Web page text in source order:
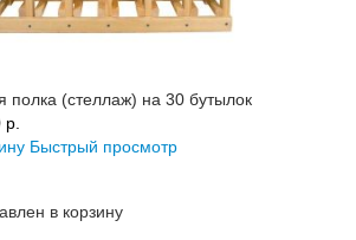
полка (стеллаж) на 30 бутылок
Быстрый просмотр
в корзину